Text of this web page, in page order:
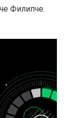
Филипче.